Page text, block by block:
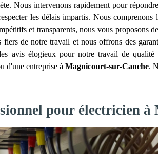
Nous intervenons rapidement pour
les délais impartis. Nous
et transparents, nous vous proposons
de notre travail et nous offrons des
avis élogieux pour notre travail de
d'une entreprise àMagnicourt-sur-Canche.
pour électricien à